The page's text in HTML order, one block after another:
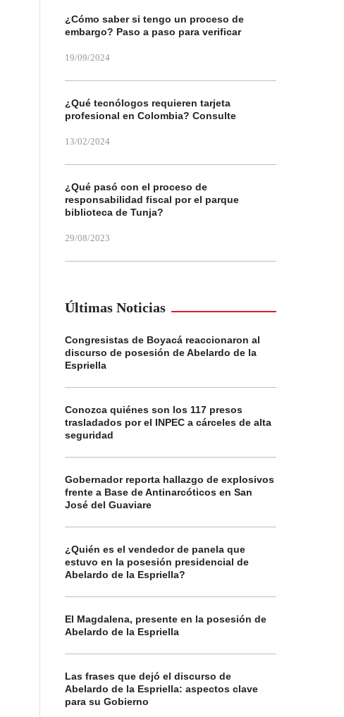
¿Cómo saber si tengo un proceso de
embargo? Paso a paso para verificar
19/09/2024
¿Qué tecnólogos requieren tarjeta
profesional en Colombia? Consulte
13/02/2024
¿Qué pasó con el proceso de
responsabilidad fiscal por el parque
biblioteca de Tunja?
29/08/2023
Últimas Noticias
Congresistas de Boyacá reaccionaron al
discurso de posesión de Abelardo de la
Espriella
Conozca quiénes son los 117 presos
trasladados por el INPEC a cárceles de alta
seguridad
Gobernador reporta hallazgo de explosivos
frente a Base de Antinarcóticos en San
José del Guaviare
¿Quién es el vendedor de panela que
estuvo en la posesión presidencial de
Abelardo de la Espriella?
El Magdalena, presente en la posesión de
Abelardo de la Espriella
Las frases que dejó el discurso de
Abelardo de la Espriella: aspectos clave
para su Gobierno